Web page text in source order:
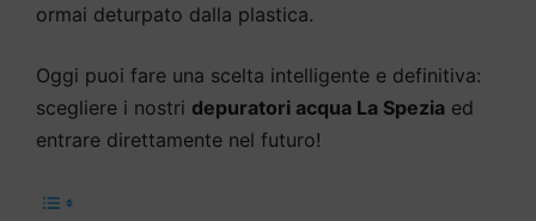
ormai deturpato dalla plastica.
Oggi puoi fare una scelta intelligente e definitiva:
scegliere i nostri depuratori acqua La Spezia ed
entrare direttamente nel futuro!